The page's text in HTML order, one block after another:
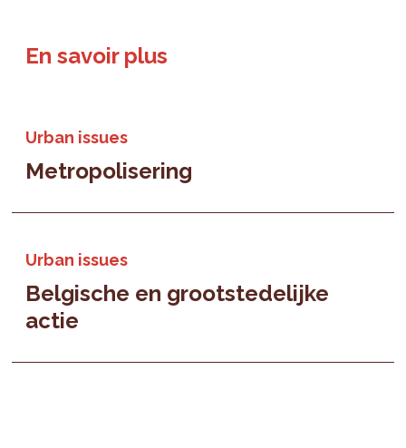
En savoir plus
Urban issues
Metropolisering
Urban issues
Belgische en grootstedelijke
actie